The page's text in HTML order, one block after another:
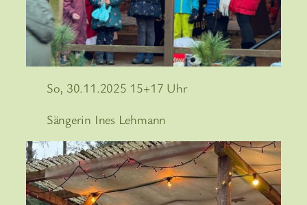
So, 30.11.2025 15+17 Uhr
Sängerin Ines Lehmann